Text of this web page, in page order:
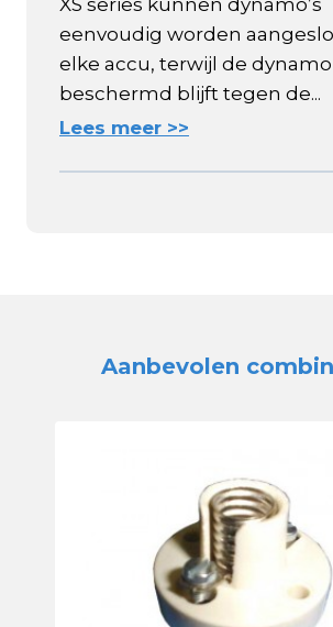
XS series kunnen dynamo’s
eenvoudig worden
elke accu, terwijl de dynamo
beschermd blijft tegen de...
Lees meer >>
Aanbevolen